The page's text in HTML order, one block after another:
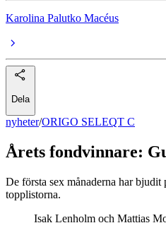
Karolina Palutko Macéus
Dela
nyheter/ORIGO SELEQT C
Årets fondvinnare:
De första sex månaderna har
topplistorna.
Isak Lenholm och Mattias